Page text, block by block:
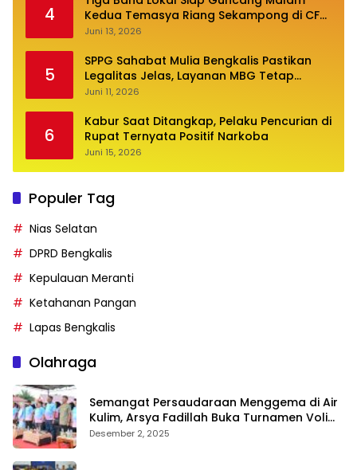
4
Kedua Temasya Riang Sekampong di CFN
Jalan Pembangunan
Juni 13, 2026
5
SPPG Sahabat Mulia Bengkalis Pastikan
Legalitas Jelas, Layanan MBG Tetap
Optimal
Juni 11, 2026
6
Kabur Saat Ditangkap, Pelaku Pencurian di
Rupat Ternyata Positif Narkoba
Juni 15, 2026
Populer Tag
Nias Selatan
DPRD Bengkalis
Kepulauan Meranti
Ketahanan Pangan
Lapas Bengkalis
Olahraga
Semangat Persaudaraan Menggema di Air
Kulim, Arsya Fadillah Buka Turnamen Voli
Bermasa Cup II
Desember 2, 2025